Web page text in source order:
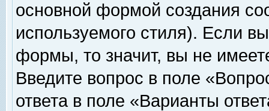
основной формой создания
используемого стиля). Если
формы, то значит, вы не
Введите вопрос в поле
ответа в поле «Варианты